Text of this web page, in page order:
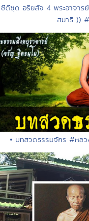
ซีดีชุด อริยสัจ 4 พระอาจ
สมาธิ ))
• บทสวดธรรมจักร #หล